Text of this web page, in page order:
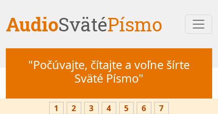
AudioSvätéPísmo
"Počúvajte, čítajte a voľne šírte
Sväté Písmo"
1 2 3 4 5 6
7